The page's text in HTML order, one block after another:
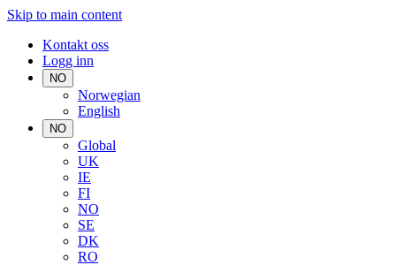
Skip to main content
Kontakt oss
Logg inn
NO
Norwegian
English
NO
Global
UK
IE
FI
NO
SE
DK
RO